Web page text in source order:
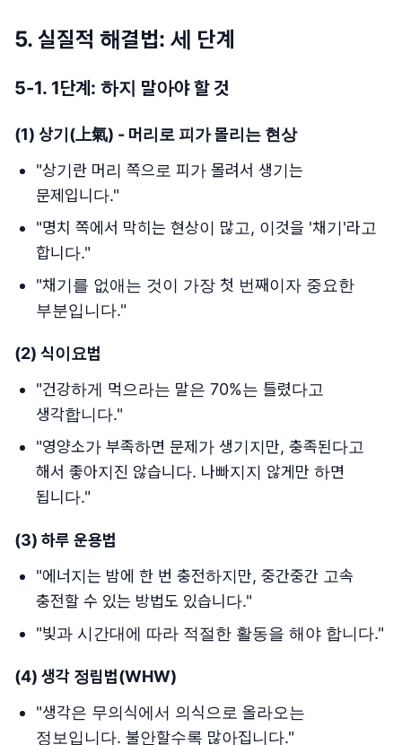
5. 실질적 해결법: 세 단계
5-1. 1단계: 하지 말아야 할 것
(1) 상기(上氣) - 머리로 피가 몰리는 현상
"상기란 머리 쪽으로 피가 몰려서 생기는
문제입니다."
"명치 쪽에서 막히는 현상이 많고, 이것을 '채기'라고
합니다."
"채기를 없애는 것이 가장 첫 번째이자 중요한
부분입니다."
(2) 식이요법
"건강하게 먹으라는 말은 70%는 틀렸다고
생각합니다."
"영양소가 부족하면 문제가 생기지만, 충족된다고
해서 좋아지진 않습니다. 나빠지지 않게만 하면
됩니다."
(3) 하루 운용법
"에너지는 밤에 한 번 충전하지만, 중간중간 고속
충전할 수 있는 방법도 있습니다."
"빛과 시간대에 따라 적절한 활동을 해야 합니다."
(4) 생각 정립법(WHW)
"생각은 무의식에서 의식으로 올라오는
정보입니다. 불안할수록 많아집니다."